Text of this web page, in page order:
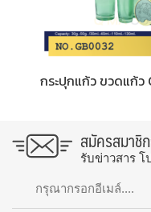
กระปุกแก้ว ขวดแก้ว
สมัครสมาชิ
รับข่าวสาร